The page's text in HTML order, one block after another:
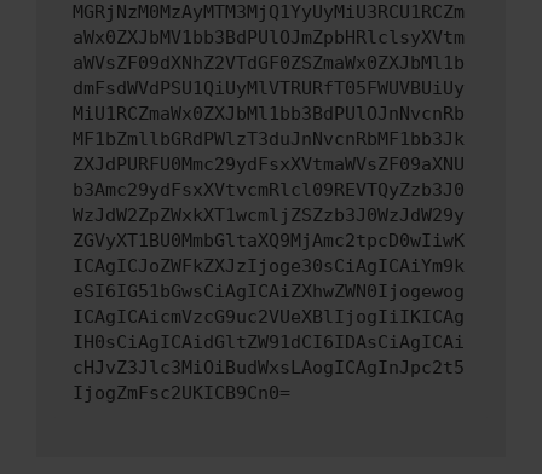
MGRjNzM0MzAyMTM3MjQ1YyUyMiU3RCU1RCZm
aWx0ZXJbMV1bb3BdPUlOJmZpbHRlclsyXVtm
aWVsZF09dXNhZ2VTdGF0ZSZmaWx0ZXJbMl1b
dmFsdWVdPSU1QiUyMlVTRURfT05FWUVBUiUy
MiU1RCZmaWx0ZXJbMl1bb3BdPUlOJnNvcnRb
MF1bZmllbGRdPWlzT3duJnNvcnRbMF1bb3Jk
ZXJdPURFU0Mmc29ydFsxXVtmaWVsZF09aXNU
b3Amc29ydFsxXVtvcmRlcl09REVTQyZzb3J0
WzJdW2ZpZWxkXT1wcmljZSZzb3J0WzJdW29y
ZGVyXT1BU0MmbGltaXQ9MjAmc2tpcD0wIiwK
ICAgICJoZWFkZXJzIjoge30sCiAgICAiYm9k
eSI6IG51bGwsCiAgICAiZXhwZWN0Ijogewog
ICAgICAicmVzcG9uc2VUeXBlIjogIiIKICAg
IH0sCiAgICAidGltZW91dCI6IDAsCiAgICAi
cHJvZ3Jlc3MiOiBudWxsLAogICAgInJpc2t5
IjogZmFsc2UKICB9Cn0=